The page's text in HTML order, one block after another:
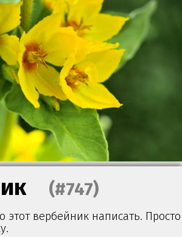
(#747)
этот вербейник написать. Просто